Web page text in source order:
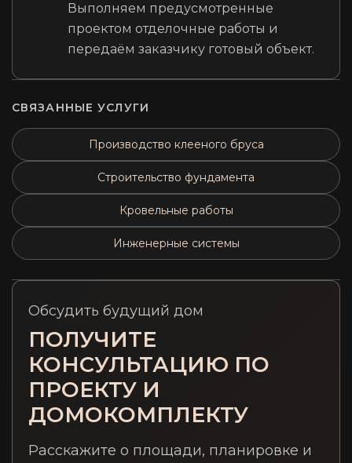
Выполняем предусмотренные
проектом отделочные работы и
передаём заказчику готовый объект.
СВЯЗАННЫЕ УСЛУГИ
Производство клееного бруса
Строительство фундамента
Кровельные работы
Инженерные системы
Обсудить будущий дом
ПОЛУЧИТЕ
КОНСУЛЬТАЦИЮ ПО
ПРОЕКТУ И
ДОМОКОМПЛЕКТУ
Расскажите о площади, планировке и